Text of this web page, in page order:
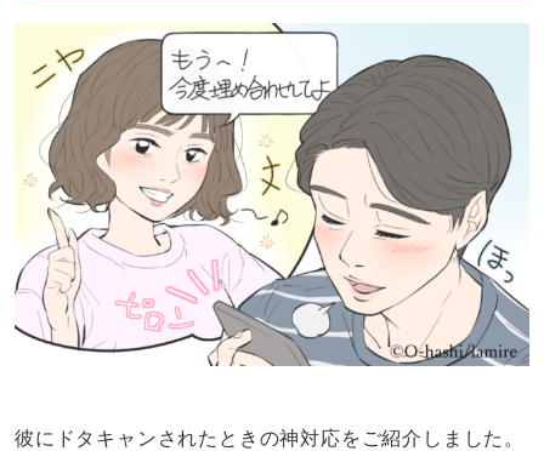
彼にドタキャンされたときの神対応をご紹介しました。